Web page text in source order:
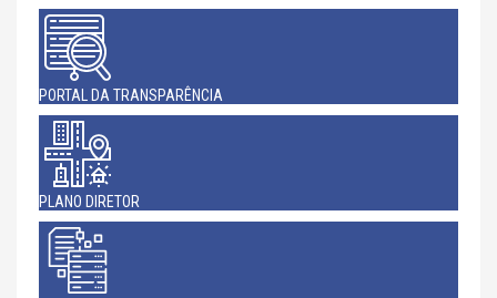
PORTAL DA TRANSPARÊNCIA
PLANO DIRETOR